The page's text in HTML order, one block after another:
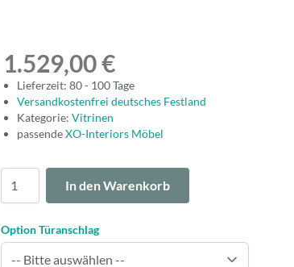
1.529,00 €
Lieferzeit: 80 - 100 Tage
Versandkostenfrei deutsches Festland
Kategorie: Vitrinen
passendeXO-Interiors Möbel
In den Warenkorb
Option Türanschlag